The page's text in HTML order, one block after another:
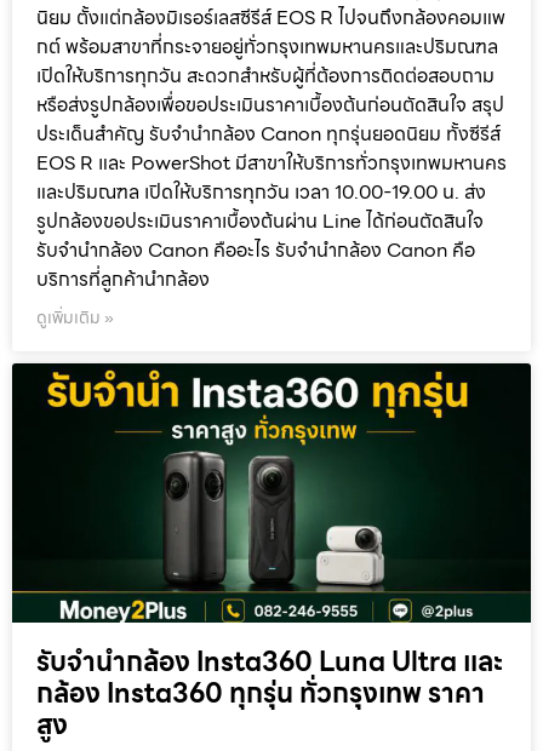
นิยม ตั้งแต่กล้องมิเรอร์เลสซีรีส์ EOS R ไปจนถึงกล้องคอมแพ
กต์ พร้อมสาขาที่กระจายอยู่ทั่วกรุงเทพมหานครและปริมณฑล
เปิดให้บริการทุกวัน สะดวกสำหรับผู้ที่ต้องการติดต่อสอบถาม
หรือส่งรูปกล้องเพื่อขอประเมินราคาเบื้องต้นก่อนตัดสินใจ สรุป
ประเด็นสำคัญ รับจำนำกล้อง Canon ทุกรุ่นยอดนิยม ทั้งซีรีส์
EOS R และ PowerShot มีสาขาให้บริการทั่วกรุงเทพมหานคร
และปริมณฑล เปิดให้บริการทุกวัน เวลา 10.00-19.00 น. ส่ง
รูปกล้องขอประเมินราคาเบื้องต้นผ่าน Line ได้ก่อนตัดสินใจ
รับจำนำกล้อง Canon คืออะไร รับจำนำกล้อง Canon คือ
บริการที่ลูกค้านำกล้อง
ดูเพิ่มเติม »
รับจำนำกล้อง Insta360 Luna Ultra และ
กล้อง Insta360 ทุกรุ่น ทั่วกรุงเทพ ราคา
สูง